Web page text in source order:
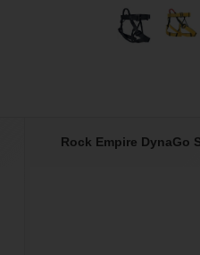
Rock Empire DynaGo